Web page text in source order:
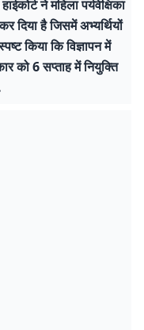
ने महिला पर्यवेक्षिका
दिया है जिसमें अभ्यर्थियों
किया कि विज्ञापन में
को 6 सप्ताह में नियुक्ति